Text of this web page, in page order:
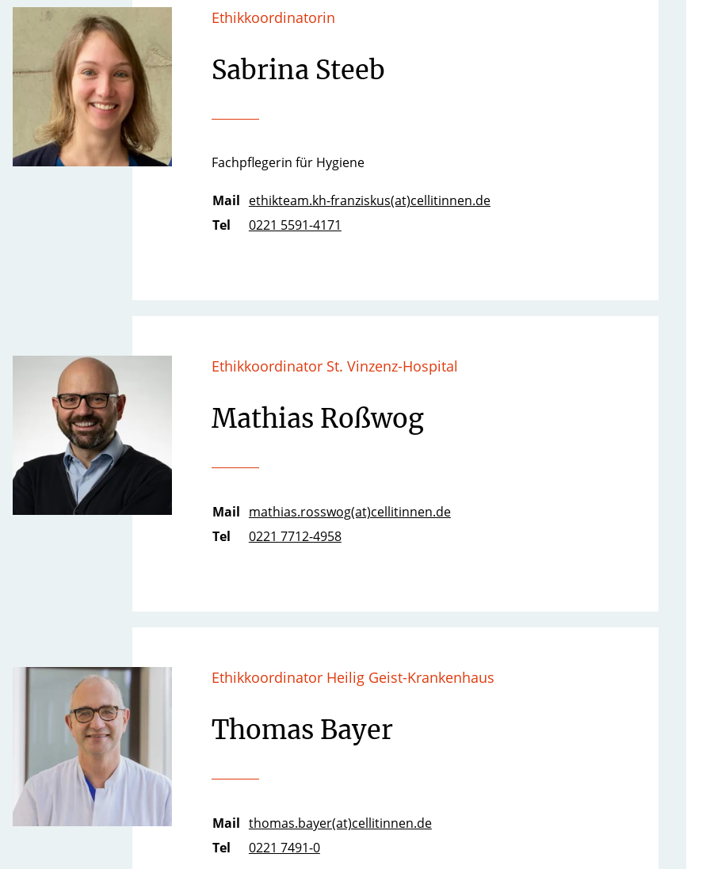
Ethikkoordinatorin
Sabrina Steeb
Fachpflegerin für Hygiene
Mail ethikteam.kh-franziskus(at)cellitinnen.de
Tel
0221 5591-4171
Ethikkoordinator St. Vinzenz-Hospital
Mathias Roßwog
Mail mathias.rosswog(at)cellitinnen.de
Tel
0221 7712-4958
Ethikkoordinator Heilig Geist-Krankenhaus
Thomas Bayer
Mail thomas.bayer(at)cellitinnen.de
Tel
0221 7491-0